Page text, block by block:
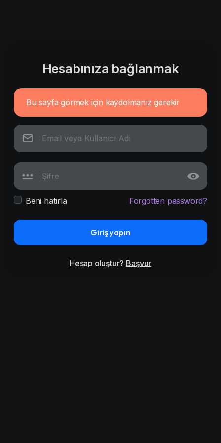
Hesabınıza bağlanmak
Bu sayfa görmek için kaydolmanız gerekir
Beni hatırla Forgotten password?
Giriş yapın
Hesap oluştur? Başvur